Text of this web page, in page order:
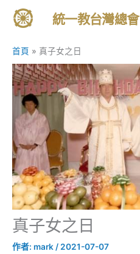
統一教台灣總會
首頁 真子女之日
真子女之日
作者: mark / 2021-07-07